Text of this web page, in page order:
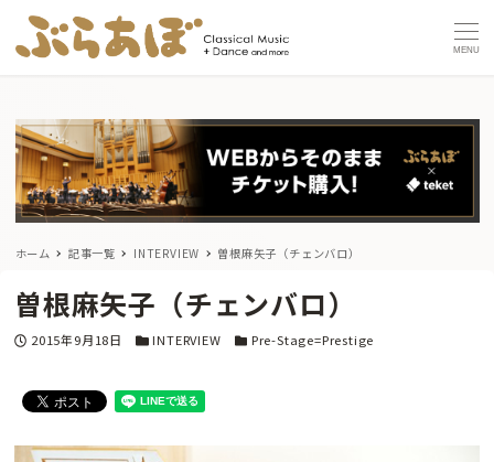
MENU
ホーム 記事一覧 INTERVIEW 曽根麻矢子（チェンバロ）
曽根麻矢子（チェンバロ）
投稿日
2015年9月18日 カテゴリー
INTERVIEW カテゴリー
Pre-Stage=Prestige